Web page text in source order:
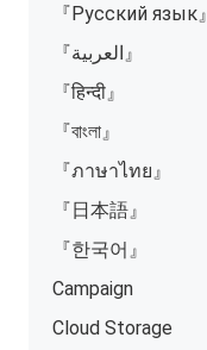
『Русский язык』
『العربية』
『हिन्दी』
『বাংলা』
『ภาษาไทย』
『日本語』
『한국어』
Campaign
Cloud Storage